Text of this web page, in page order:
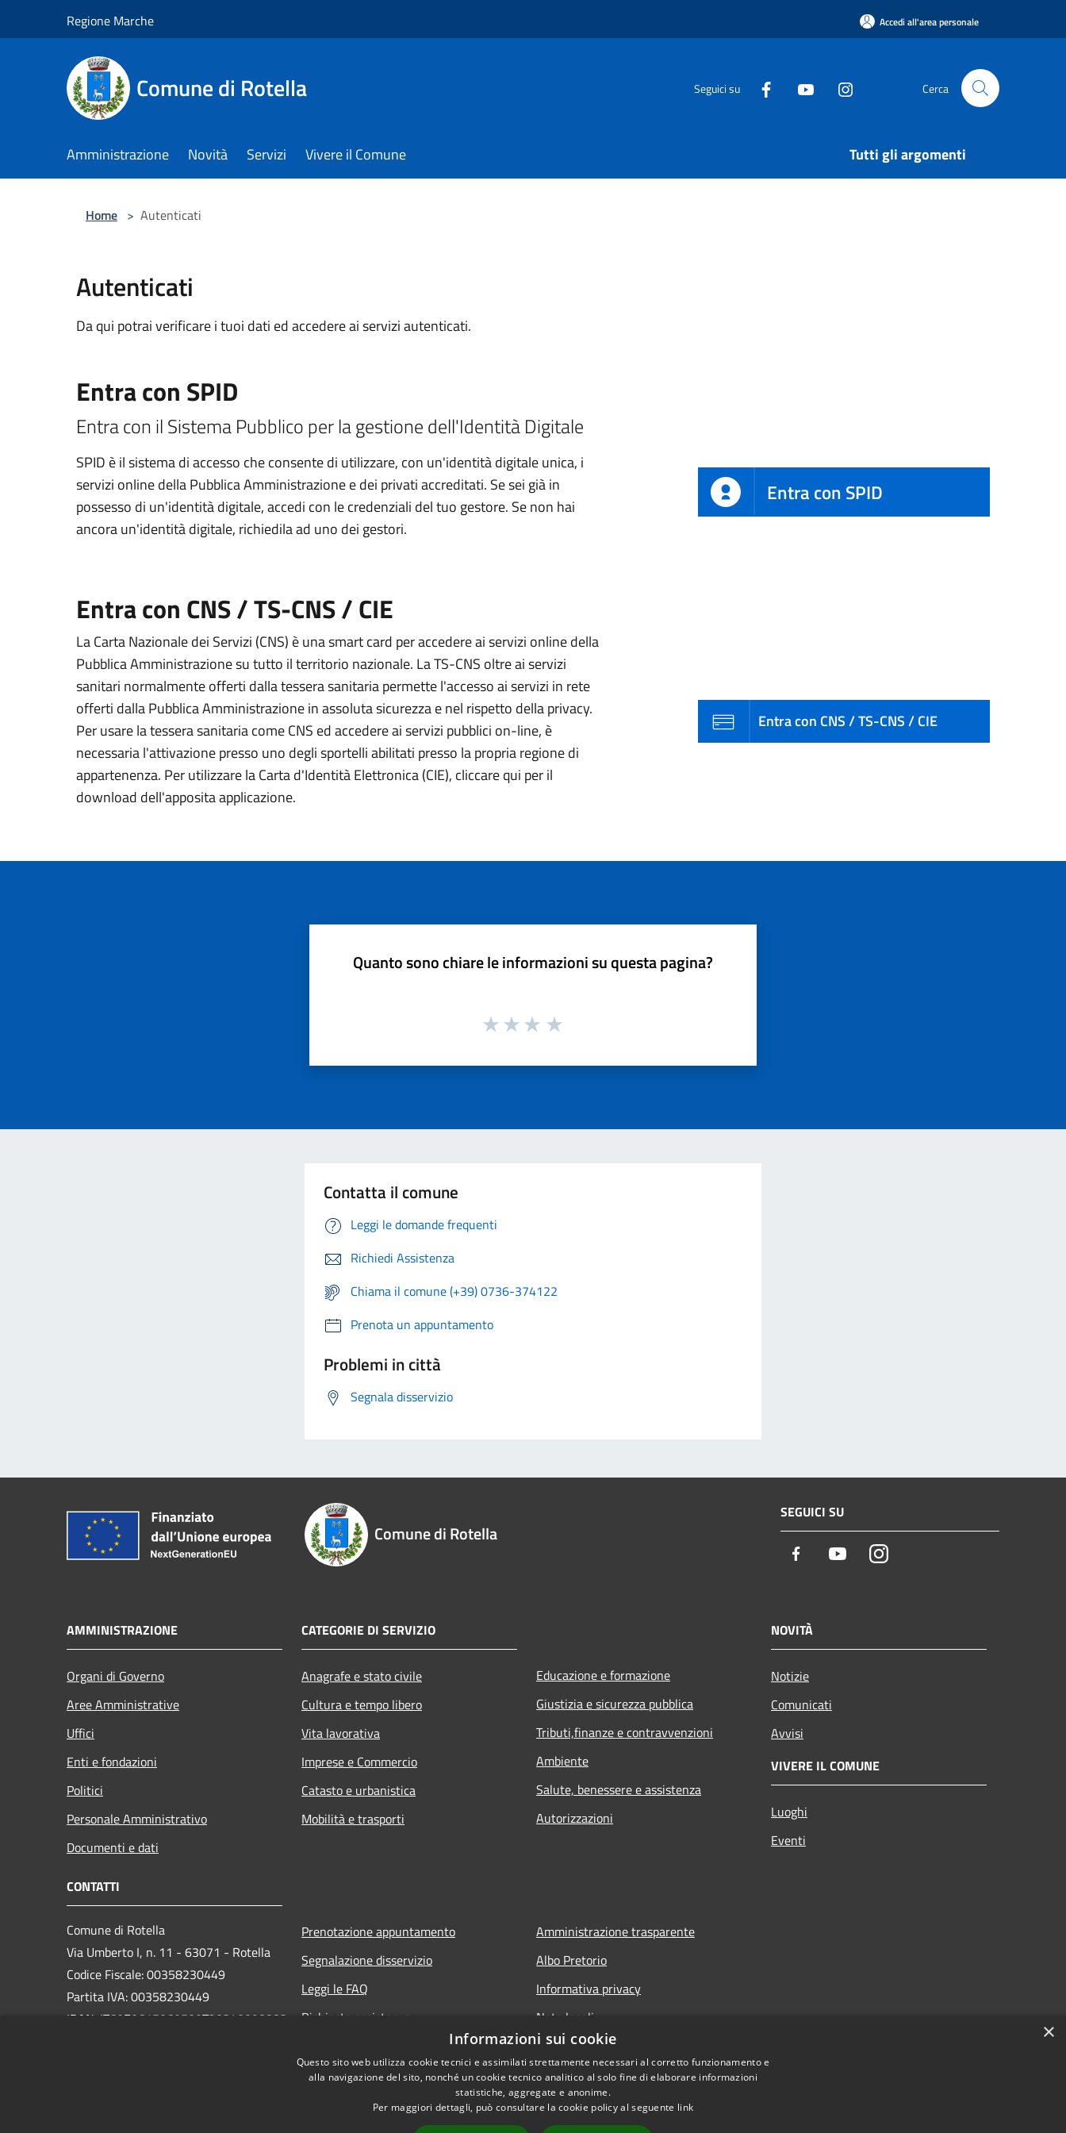
Regione Marche Accedi all'area personale
Comune di Rotella Seguici su Cerca
Amministrazione Novità Servizi Vivere il Comune Tutti gli argomenti
Home > Autenticati
Autenticati
Da qui potrai verificare i tuoi dati ed accedere ai servizi autenticati.
Entra con SPID
Entra con il Sistema Pubblico per la gestione dell'Identità Digitale
SPID è il sistema di accesso che consente di utilizzare, con un'identità digitale unica, i
servizi online della Pubblica Amministrazione e dei privati accreditati. Se sei già in
possesso di un'identità digitale, accedi con le credenziali del tuo gestore. Se non hai
ancora un'identità digitale, richiedila ad uno dei gestori.
Entra con SPID
Entra con CNS / TS-CNS / CIE
La Carta Nazionale dei Servizi (CNS) è una smart card per accedere ai servizi online della
Pubblica Amministrazione su tutto il territorio nazionale. La TS-CNS oltre ai servizi
sanitari normalmente offerti dalla tessera sanitaria permette l'accesso ai servizi in rete
offerti dalla Pubblica Amministrazione in assoluta sicurezza e nel rispetto della privacy.
Per usare la tessera sanitaria come CNS ed accedere ai servizi pubblici on-line, è
necessaria l'attivazione presso uno degli sportelli abilitati presso la propria regione di
appartenenza. Per utilizzare la Carta d'Identità Elettronica (CIE), cliccare qui per il
download dell'apposita applicazione.
Entra con CNS / TS-CNS / CIE
Quanto sono chiare le informazioni su questa pagina?
Contatta il comune
Leggi le domande frequenti
Richiedi Assistenza
Chiama il comune (+39) 0736-374122
Prenota un appuntamento
Problemi in città
Segnala disservizio
Comune di Rotella
SEGUICI SU
Facebook YoutubeInstagram
AMMINISTRAZIONE
Organi di Governo
Aree Amministrative
Uffici
Enti e fondazioni
Politici
Personale Amministrativo
Documenti e dati
CATEGORIE DI SERVIZIO
Anagrafe e stato civile
Cultura e tempo libero
Vita lavorativa
Imprese e Commercio
Catasto e urbanistica
Mobilità e trasporti
Educazione e formazione
Giustizia e sicurezza pubblica
Tributi,finanze e contravvenzioni
Ambiente
Salute, benessere e assistenza
Autorizzazioni
NOVITÀ
Notizie
Comunicati
Avvisi
VIVERE IL COMUNE
Luoghi
Eventi
CONTATTI
Comune di Rotella
Via Umberto I, n. 11 - 63071 - Rotella
Codice Fiscale: 00358230449
Partita IVA: 00358230449
IBAN: IT60E0615069500T20340098883
Prenotazione appuntamento
Segnalazione disservizio
Leggi le FAQ
Richiesta assistenza
Amministrazione trasparente
Albo Pretorio
Informativa privacy
Note legali
Dichiarazione di accessibilità
×
Informazioni sui cookie
Questo sito web utilizza cookie tecnici e assimilati strettamente necessari al corretto funzionamento e
alla navigazione del sito, nonché un cookie tecnico analitico al solo fine di elaborare informazioni
statistiche, aggregate e anonime.
Per maggiori dettagli, può consultare la cookie policy al seguente link